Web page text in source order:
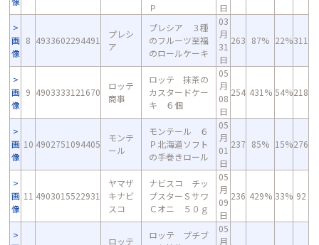
Ｐ
日
画
像
8 4933602294491
プレシ
ア
プレシア ３種
のフルーツ至福
のロールケーキ
03
月
31
日
263 87% 22%311
画
像
9 4903333121670
ロッテ
商事
ロッテ 抹茶の
カスタードケー
キ ６個
05
月
08
日
254 431% 54%218
画
像
10 4902751094405
モンテ
ール
モンテール ６
Ｐ北海道ソフト
の手巻きロール
05
月
01
日
237 85% 15%276
画
像
11 4903015522931
ヤマザ
キナビ
スコ
ナビスコ チッ
プスターＳサワ
Ｃオニ ５０ｇ
05
月
09
日
236 429% 33% 92
ロッテ
ロッテ プチブ
05
月